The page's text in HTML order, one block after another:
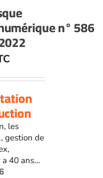
n° 586
les
gestion de
40 ans...